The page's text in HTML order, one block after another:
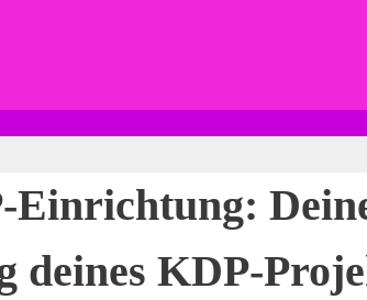
deines KDP-